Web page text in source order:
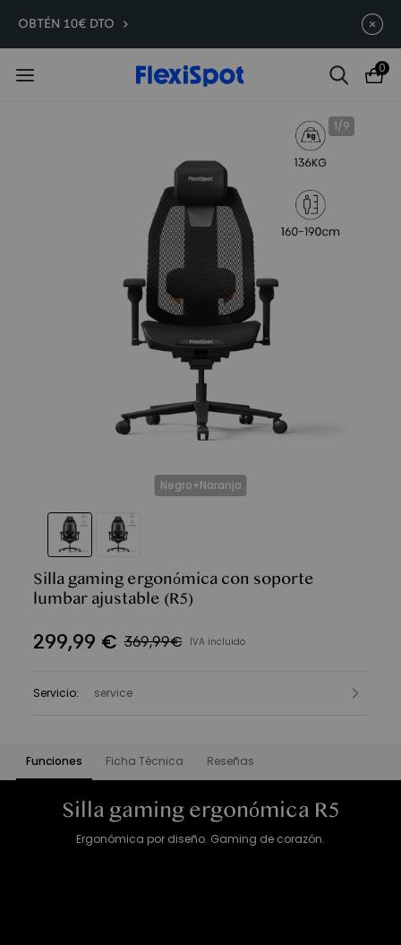
Compra antes, ahorra más | E7
Plus -200 €
: 26
0
1/9
Negro+Naranja
Silla gaming ergonómica con soporte
lumbar ajustable (R5)
299,99 € 369,99€ IVA incluido
Servicio: service
Funciones Ficha Técnica Reseñas
Silla gaming ergonómica R5
Ergonómica por diseño. Gaming de corazón.
OBTÉN 10€ DTO